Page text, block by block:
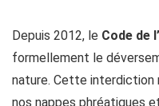
Depuis 2012, le Code de
formellement le
nature. Cette interdiction
nos nappes phréatiques